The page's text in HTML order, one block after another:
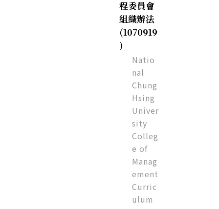
程委員會
組織辦法
(1070919
)
Natio
nal
Chung
Hsing
Univer
sity
Colleg
e of
Manag
ement
Curric
ulum